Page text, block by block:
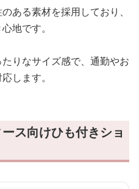
ある素材を採用しており、
地です。
りなサイズ感で、通勤やお
します。
ス向けひも付きショ